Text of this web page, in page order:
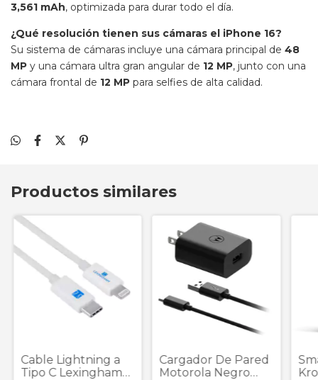
3,561 mAh, optimizada para durar todo el día.
¿Qué resolución tienen sus cámaras el iPhone 16?
Su sistema de cámaras incluye una cámara principal de 48
MP y una cámara ultra gran angular de 12 MP, junto con una
cámara frontal de 12 MP para selfies de alta calidad.
Productos similares
Cable Lightning a
Tipo C Lexingham
Cargador De Pared
Motorola Negro